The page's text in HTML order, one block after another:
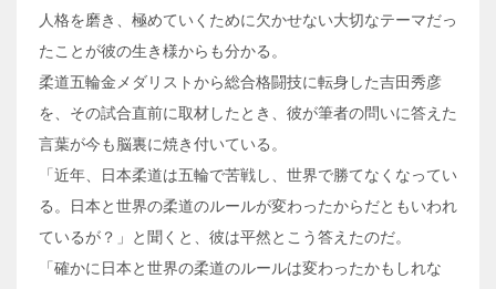
人格を磨き、極めていくために欠かせない大切なテーマだっ
たことが彼の生き様からも分かる。
柔道五輪金メダリストから総合格闘技に転身した吉田秀彦
を、その試合直前に取材したとき、彼が筆者の問いに答えた
言葉が今も脳裏に焼き付いている。
「近年、日本柔道は五輪で苦戦し、世界で勝てなくなってい
る。日本と世界の柔道のルールが変わったからだともいわれ
ているが？」と聞くと、彼は平然とこう答えたのだ。
「確かに日本と世界の柔道のルールは変わったかもしれな